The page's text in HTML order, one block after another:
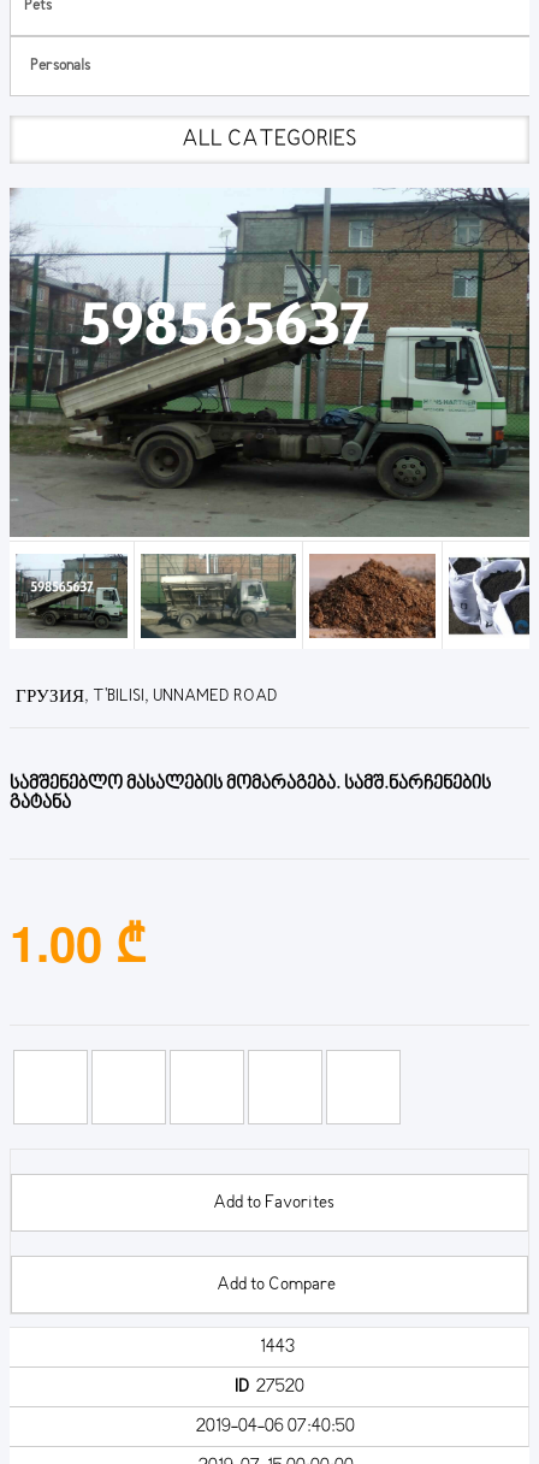
Pets
Personals
ALL CATEGORIES
ГРУЗИЯ, T'BILISI, UNNAMED ROAD
სამშენებლო მასალების მომარაგება. სამშ.ნარჩენების
გატანა
1.00 ₾
Add to Favorites
Add to Compare
1443
ID27520
2019-04-06 07:40:50